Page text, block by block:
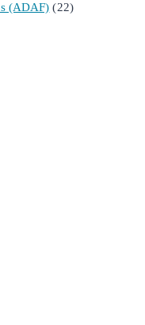
(ADAF) (22)